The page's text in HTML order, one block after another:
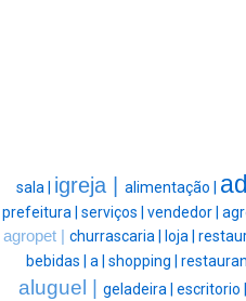
sala | igreja | alimentação |
prefeitura | serviços | vendedor |
agropet | churrascaria | loja |
bebidas | a | shopping |
aluguel | geladeira | escritorio |